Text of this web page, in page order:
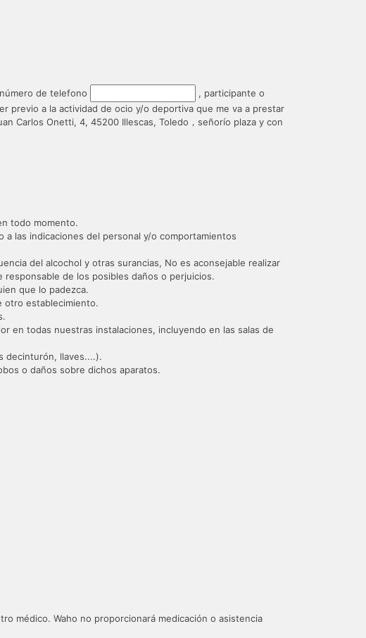
de telefono
, participante o
previo a la actividad de ocio y/o deportiva que me va a prestar
Carlos Onetti, 4, 45200 Illescas, Toledo，señorío plaza y con
todo momento.
a las indicaciones del personal y/o comportamientos
del alcochol y otras surancias, No es aconsejable realizar
responsable de los posibles daños o perjuicios.
que lo padezca.
otro establecimiento.
en todas nuestras instalaciones, incluyendo en las salas de
decinturón, llaves....).
o daños sobre dichos aparatos.
médico. Waho no proporcionará medicación o asistencia